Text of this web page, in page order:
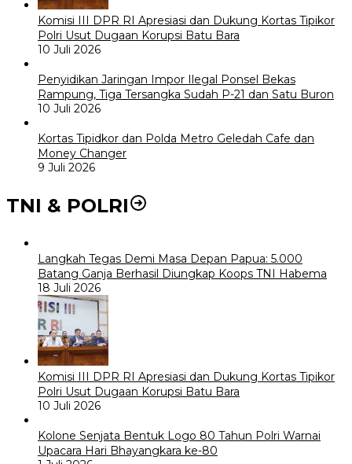
Komisi III DPR RI Apresiasi dan Dukung Kortas Tipikor
Polri Usut Dugaan Korupsi Batu Bara
10 Juli 2026
Penyidikan Jaringan Impor Ilegal Ponsel Bekas
Rampung, Tiga Tersangka Sudah P-21 dan Satu Buron
10 Juli 2026
Kortas Tipidkor dan Polda Metro Geledah Cafe dan
Money Changer
9 Juli 2026
TNI & POLRI
Langkah Tegas Demi Masa Depan Papua: 5.000
Batang Ganja Berhasil Diungkap Koops TNI Habema
18 Juli 2026
Komisi III DPR RI Apresiasi dan Dukung Kortas Tipikor
Polri Usut Dugaan Korupsi Batu Bara
10 Juli 2026
Kolone Senjata Bentuk Logo 80 Tahun Polri Warnai
Upacara Hari Bhayangkara ke-80